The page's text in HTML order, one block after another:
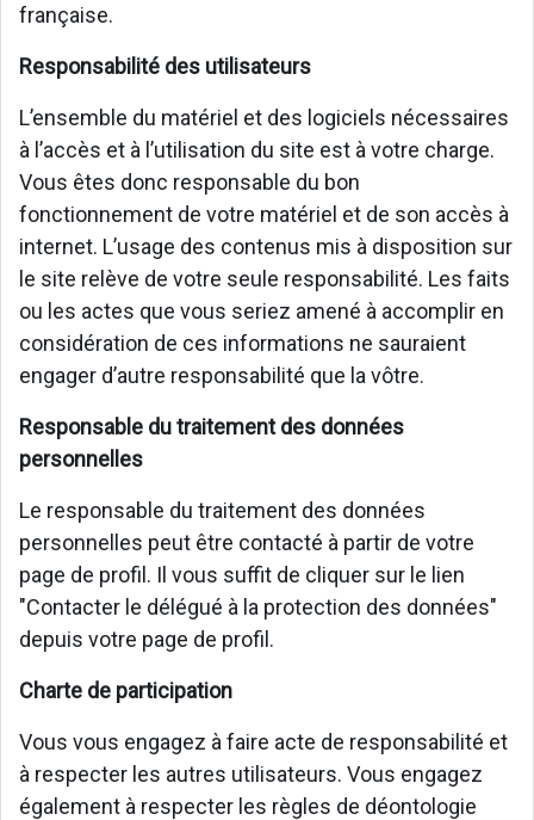
française.
Responsabilité des utilisateurs
L’ensemble du matériel et des logiciels nécessaires
à l’accès et à l’utilisation du site est à votre charge.
Vous êtes donc responsable du bon
fonctionnement de votre matériel et de son accès à
internet. L’usage des contenus mis à disposition sur
le site relève de votre seule responsabilité. Les faits
ou les actes que vous seriez amené à accomplir en
considération de ces informations ne sauraient
engager d’autre responsabilité que la vôtre.
Responsable du traitement des données
personnelles
Le responsable du traitement des données
personnelles peut être contacté à partir de votre
page de profil. Il vous suffit de cliquer sur le lien
"Contacter le délégué à la protection des données"
depuis votre page de profil.
Charte de participation
Vous vous engagez à faire acte de responsabilité et
à respecter les autres utilisateurs. Vous engagez
également à respecter les règles de déontologie